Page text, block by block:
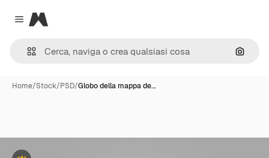
Close menu
Magnific
Cerca
Home/Stock/PSD/Globo della mappa de…